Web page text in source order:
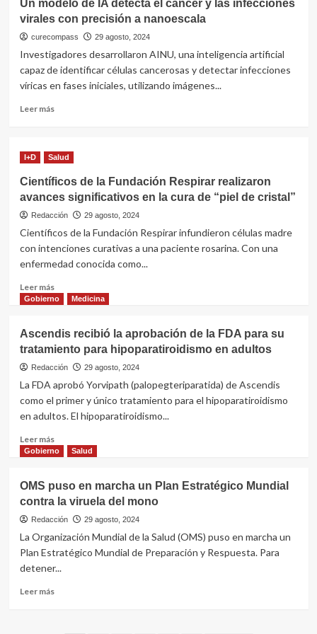
inversiones
en
la
OMS
por
US$
45
Un modelo de IA detecta el cáncer y las infecciones
virales con precisión a nanoescala
curecompass 29 agosto, 2024
Investigadores desarrollaron AINU, una inteligencia artificial
capaz de identificar células cancerosas y detectar infecciones
víricas en fases iniciales, utilizando imágenes...
Leer másLeer
modelo
IA
detecta
el
cáncer
las
infecciones
con
precisión
nanoescala
I+D Salud
Científicos de la Fundación Respirar realizaron
avances significativos en la cura de “piel de cristal”
Redacción 29 agosto, 2024
Científicos de la Fundación Respirar infundieron células madre
con intenciones curativas a una paciente rosarina. Con una
enfermedad conocida como...
Leer másLeer
más
de
la
Fundación
Respirar
realizaron
avances
significativos
la
cura
“piel
de
cristal”
Gobierno Medicina
Ascendis recibió la aprobación de la FDA para su
tratamiento para hipoparatiroidismo en adultos
Redacción 29 agosto, 2024
La FDA aprobó Yorvipath (palopegteriparatida) de Ascendis
como el primer y único tratamiento para el hipoparatiroidismo
en adultos. El hipoparatiroidismo...
Leer másLeer
más
recibió
la
aprobación
de
FDA
para
Gobierno Salud
OMS puso en marcha un Plan Estratégico Mundial
contra la viruela del mono
Redacción 29 agosto, 2024
La Organización Mundial de la Salud (OMS) puso en marcha un
Plan Estratégico Mundial de Preparación y Respuesta. Para
detener...
Leer másLeer